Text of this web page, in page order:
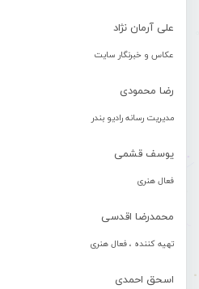
علی آرمان نژاد
عکاس و خبرنگار سایت
رضا محمودی
مدیریت رسانه رادیو بندر
یوسف قشمی
فعال هنری
محمدرضا اقدسی
تهیه کننده ، فعال هنری
اسحق احمدی